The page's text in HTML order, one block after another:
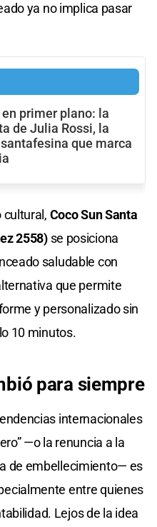
ya no implica pasar
primer plano: la
de Julia Rossi, la
que marca
cultural, Coco Sun Santa
2558) se posiciona
saludable con
que permite
y personalizado sin
10 minutos.
para siempre
internacionales
—o la renuncia a la
de embellecimiento— es
entre quienes
Lejos de la idea